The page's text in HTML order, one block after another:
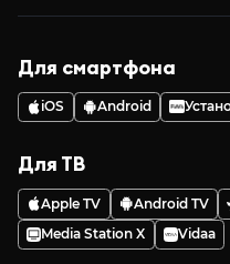
Для смартфона
iOS Android
Для ТВ
Apple TV Android TV
Media Station X
Vidaa